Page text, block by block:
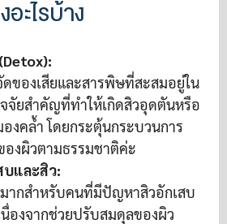
ะไรบ้าง
ดของเสียและสารพิษที่สะสมอยู่ใน
จัยสำคัญที่ทำให้เกิดสิวอุดตันหรือ
งคล้ำ โดยกระตุ้นกระบวนการ
องผิวตามธรรมชาติค่ะ
บและสิว:
มากสำหรับคนที่มีปัญหาสิวอักเสบ
องจากช่วยปรับสมดุลของผิว